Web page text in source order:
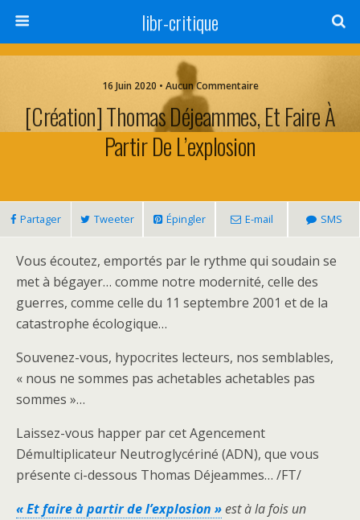
libr-critique
16 Juin 2020 • Aucun Commentaire
[Création] Thomas Déjeammes, Et Faire À
Partir De L’explosion
Partager Tweeter Épingler E-mail SMS
Vous écoutez, emportés par le rythme qui soudain se
met à bégayer… comme notre modernité, celle des
guerres, comme celle du 11 septembre 2001 et de la
catastrophe écologique…
Souvenez-vous, hypocrites lecteurs, nos semblables,
« nous ne sommes pas achetables achetables pas
sommes »…
Laissez-vous happer par cet Agencement
Démultiplicateur Neutroglycériné (ADN), que vous
présente ci-dessous Thomas Déjeammes… /FT/
« Et faire à partir de l’explosion »est à la fois un